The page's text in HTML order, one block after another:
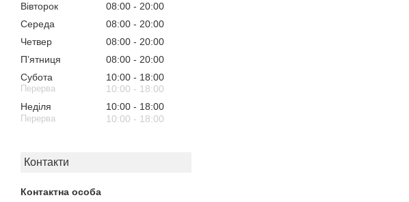
Вівторок
08:00
20:00
Середа
08:00
20:00
Четвер
08:00
20:00
Пʼятниця
08:00
20:00
Субота
10:00
18:00
10:00
18:00
Неділя
10:00
18:00
10:00
18:00
Контакти